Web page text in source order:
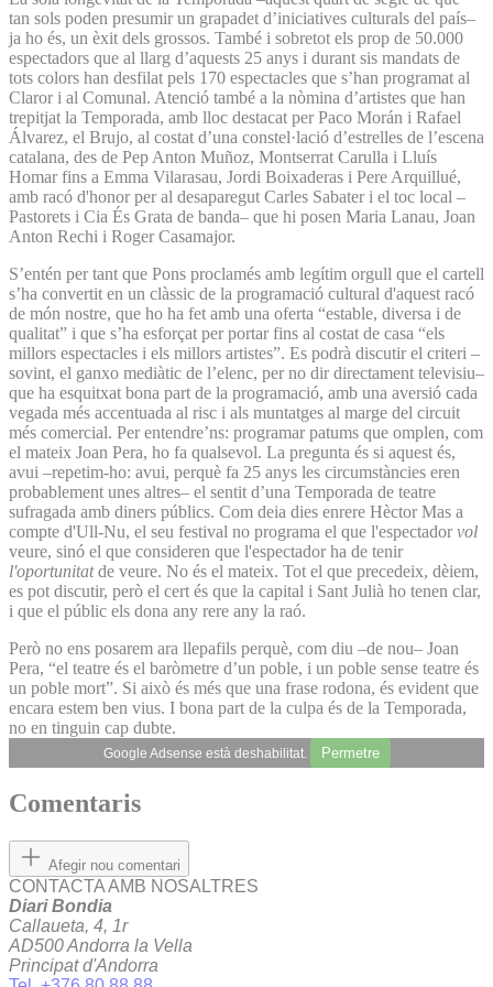
tan sols poden presumir un grapadet d’iniciatives culturals del país–
ja ho és, un èxit dels grossos. També i sobretot els prop de 50.000
espectadors que al llarg d’aquests 25 anys i durant sis mandats de
tots colors han desfilat pels 170 espectacles que s’han programat al
Claror i al Comunal. Atenció també a la nòmina d’artistes que han
trepitjat la Temporada, amb lloc destacat per Paco Morán i Rafael
Álvarez, el Brujo, al costat d’una constel·lació d’estrelles de l’escena
catalana, des de Pep Anton Muñoz, Montserrat Carulla i Lluís
Homar fins a Emma Vilarasau, Jordi Boixaderas i Pere Arquillué,
amb racó d'honor per al desaparegut Carles Sabater i el toc local –
Pastorets i Cia És Grata de banda– que hi posen Maria Lanau, Joan
Anton Rechi i Roger Casamajor.
S’entén per tant que Pons proclamés amb legítim orgull que el cartell
s’ha convertit en un clàssic de la programació cultural d'aquest racó
de món nostre, que ho ha fet amb una oferta “estable, diversa i de
qualitat” i que s’ha esforçat per portar fins al costat de casa “els
millors espectacles i els millors artistes”. Es podrà discutir el criteri –
sovint, el ganxo mediàtic de l’elenc, per no dir directament televisiu–
que ha esquitxat bona part de la programació, amb una aversió cada
vegada més accentuada al risc i als muntatges al marge del circuit
més comercial. Per entendre’ns: programar patums que omplen, com
el mateix Joan Pera, ho fa qualsevol. La pregunta és si aquest és,
avui –repetim-ho: avui, perquè fa 25 anys les circumstàncies eren
probablement unes altres– el sentit d’una Temporada de teatre
sufragada amb diners públics. Com deia dies enrere Hèctor Mas a
compte d'Ull-Nu, el seu festival no programa el que l'espectador vol
veure, sinó el que consideren que l'espectador ha de tenir
l'oportunitatde veure. No és el mateix. Tot el que precedeix, dèiem,
es pot discutir, però el cert és que la capital i Sant Julià ho tenen clar,
i que el públic els dona any rere any la raó.
Però no ens posarem ara llepafils perquè, com diu –de nou– Joan
Pera, “el teatre és el baròmetre d’un poble, i un poble sense teatre és
un poble mort”. Si això és més que una frase rodona, és evident que
encara estem ben vius. I bona part de la culpa és de la Temporada,
no en tinguin cap dubte.
Google Adsense està deshabilitat. Permetre
Comentaris
Afegir nou comentari
CONTACTA AMB NOSALTRES
Diari Bondia
Callaueta, 4, 1r
AD500 Andorra la Vella
Principat d'Andorra